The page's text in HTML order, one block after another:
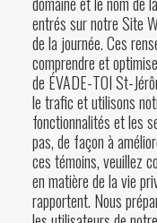
entrés sur notre Site
de la journée. Ces
comprendre et
de ÉVADE-TOI St-
le trafic et utilisons
fonctionnalités et les
pas, de façon à
ces témoins, veuillez
en matière de la vie
rapportent. Nous